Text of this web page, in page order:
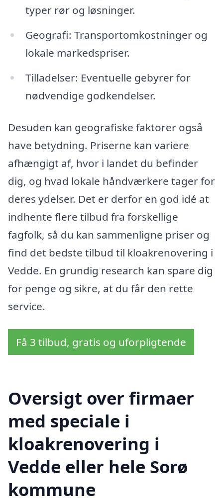
typer rør og løsninger.
Geografi: Transportomkostninger og
lokale markedspriser.
Tilladelser: Eventuelle gebyrer for
nødvendige godkendelser.
Desuden kan geografiske faktorer også
have betydning. Priserne kan variere
afhængigt af, hvor i landet du befinder
dig, og hvad lokale håndværkere tager for
deres ydelser. Det er derfor en god idé at
indhente flere tilbud fra forskellige
fagfolk, så du kan sammenligne priser og
find det bedste tilbud til kloakrenovering i
Vedde. En grundig research kan spare dig
for penge og sikre, at du får den rette
service.
Få 3 tilbud, gratis og uforpligtende
Oversigt over firmaer
med speciale i
kloakrenovering i
Vedde eller hele Sorø
kommune